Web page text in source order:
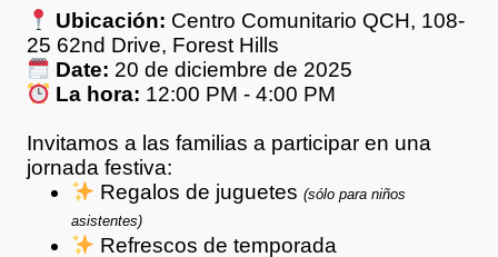
Ubicación: Centro Comunitario QCH, 108-
25 62nd Drive, Forest Hills
Date: 20 de diciembre de 2025
La hora: 12:00 PM - 4:00 PM
Invitamos a las familias a participar en una
jornada festiva:
Regalos de juguetes(sólo para niños
asistentes)
Refrescos de temporada